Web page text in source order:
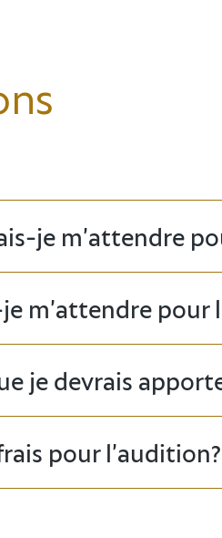
je m’attendre
m’attendre pour
je devrais
pour l’audition?